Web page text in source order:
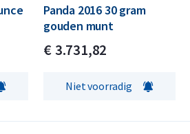
Panda 2016 30 gram
gouden munt
€ 3.731,82
Niet voorradig